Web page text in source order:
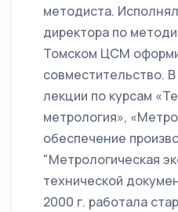
методиста.
директора по
Томском ЦСМ
совместительство.
лекции по курсам
метрология»,
обеспечение
"Метрологическая
технической
2000 г. работала